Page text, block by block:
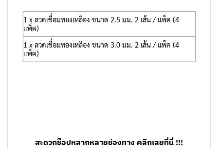
1 x ลวดเชื่อมทองเหลือง ขนาด 2.5 มม. 2 เส้น / แพ็ค (4
แพ็ค)
1 x ลวดเชื่อมทองเหลือง ขนาด 3.0 มม. 2 เส้น / แพ็ค (4
แพ็ค)
สะดวกช็อปหลากหลายช่องทาง คลิกเลยที่นี่ !!!